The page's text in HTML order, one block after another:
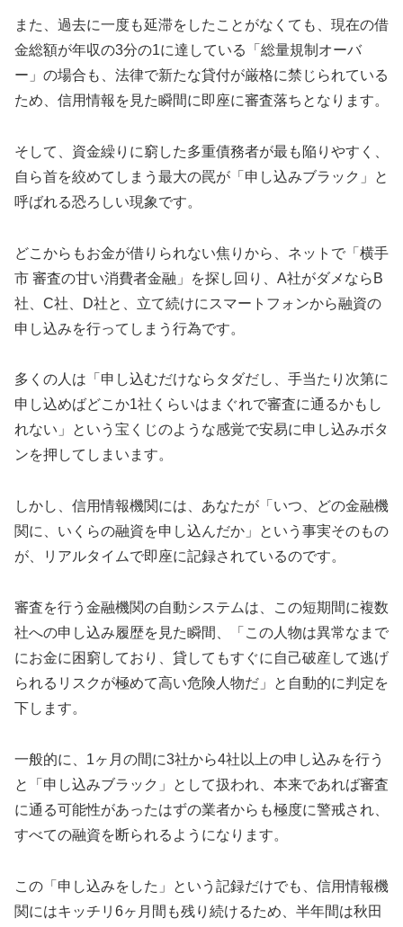
また、過去に一度も延滞をしたことがなくても、現在の借
金総額が年収の3分の1に達している「総量規制オーバ
ー」の場合も、法律で新たな貸付が厳格に禁じられている
ため、信用情報を見た瞬間に即座に審査落ちとなります。
そして、資金繰りに窮した多重債務者が最も陥りやすく、
自ら首を絞めてしまう最大の罠が「申し込みブラック」と
呼ばれる恐ろしい現象です。
どこからもお金が借りられない焦りから、ネットで「横手
市 審査の甘い消費者金融」を探し回り、A社がダメならB
社、C社、D社と、立て続けにスマートフォンから融資の
申し込みを行ってしまう行為です。
多くの人は「申し込むだけならタダだし、手当たり次第に
申し込めばどこか1社くらいはまぐれで審査に通るかもし
れない」という宝くじのような感覚で安易に申し込みボタ
ンを押してしまいます。
しかし、信用情報機関には、あなたが「いつ、どの金融機
関に、いくらの融資を申し込んだか」という事実そのもの
が、リアルタイムで即座に記録されているのです。
審査を行う金融機関の自動システムは、この短期間に複数
社への申し込み履歴を見た瞬間、「この人物は異常なまで
にお金に困窮しており、貸してもすぐに自己破産して逃げ
られるリスクが極めて高い危険人物だ」と自動的に判定を
下します。
一般的に、1ヶ月の間に3社から4社以上の申し込みを行う
と「申し込みブラック」として扱われ、本来であれば審査
に通る可能性があったはずの業者からも極度に警戒され、
すべての融資を断られるようになります。
この「申し込みをした」という記録だけでも、信用情報機
関にはキッチリ6ヶ月間も残り続けるため、半年間は秋田